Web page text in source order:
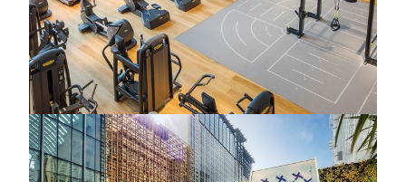
与伸展空间，助您提升训练效果与运动表现。此外，健
身中心提供健康评估服务与专业训练建议，并由通晓多
语言、经验丰富的私人教练量身打造个人化课程。
了解更多
美狮美高梅